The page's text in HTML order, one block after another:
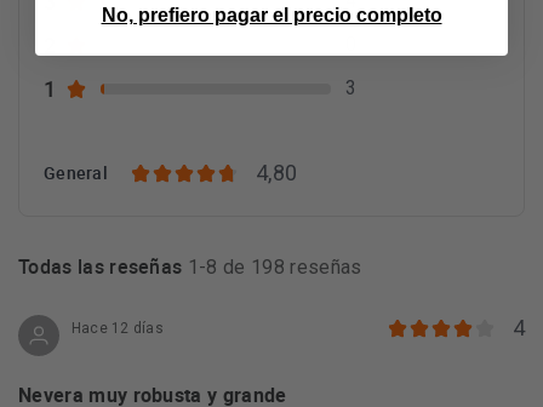
1 3
General 4,80
Todas las reseñas 1-8 de 198 reseñas
Hace 12 días 4
Nevera muy robusta y grande
No, prefiero pagar el precio completo